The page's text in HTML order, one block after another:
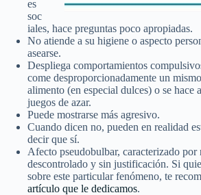
es
soc
iales, hace preguntas poco apropiadas.
No atiende a su higiene o aspecto
asearse.
Despliega comportamientos
come desproporcionadamente un
alimento (en especial dulces) o se hace
juegos de azar.
Puede mostrarse más agresivo.
Cuando dicen no, pueden en realidad
decir que sí.
Afecto pseudobulbar, caracterizado por
descontrolado y sin justificación. Si
sobre este particular fenómeno, te
artículo que le dedicamos.